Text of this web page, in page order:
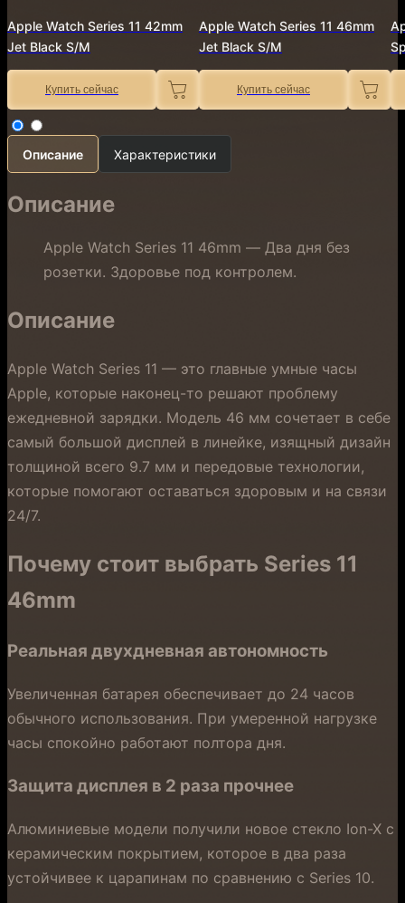
Apple Watch Series 11 42mm
Jet Black S/M
Купить сейчас
Apple Watch Series 11 46mm
Jet Black S/M
Купить сейчас
Описание Характеристики
Описание
Apple Watch Series 11 46mm — Два дня без
розетки. Здоровье под контролем.
Описание
Apple Watch Series 11 — это главные умные часы
Apple, которые наконец-то решают проблему
ежедневной зарядки. Модель 46 мм сочетает в себе
самый большой дисплей в линейке, изящный дизайн
толщиной всего 9.7 мм и передовые технологии,
которые помогают оставаться здоровым и на связи
24/7.
Почему стоит выбрать Series 11
46mm
Реальная двухдневная автономность
Увеличенная батарея обеспечивает до 24 часов
обычного использования. При умеренной нагрузке
часы спокойно работают полтора дня.
Защита дисплея в 2 раза прочнее
Алюминиевые модели получили новое стекло Ion-X с
керамическим покрытием, которое в два раза
устойчивее к царапинам по сравнению с Series 10.